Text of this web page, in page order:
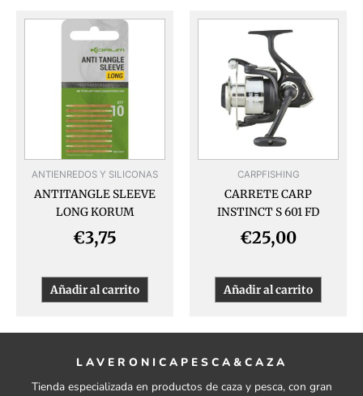
ANTIENREDOS Y SILICONAS
ANTITANGLE SLEEVE
LONG KORUM
€3,75
Añadir al carrito
CARPFISHING
CARRETE CARP
INSTINCT S 601 FD
€25,00
Añadir al carrito
LAVERONICAPESCA&CAZA
Tienda especializada en productos de caza y pesca, con gran